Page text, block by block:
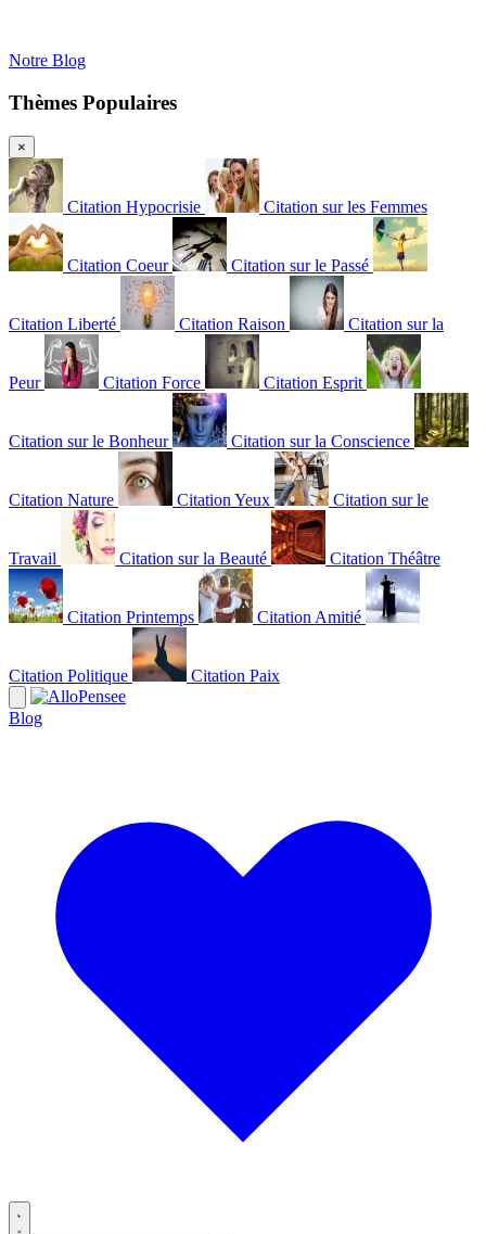
Notre Blog
Thèmes Populaires
×
Citation Hypocrisie Citation sur les Femmes
Citation Coeur Citation sur le Passé
Citation Liberté Citation Raison Citation sur la
Peur Citation Force Citation Esprit
Citation sur le Bonheur Citation sur la Conscience
Citation Nature Citation Yeux Citation sur le
Travail Citation sur la Beauté Citation Théâtre
Citation Printemps Citation Amitié
Citation Politique Citation Paix
Blog